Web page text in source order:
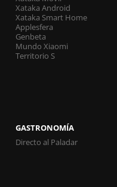
Xataka Android
Xataka Smart Home
Applesfera
Genbeta
Mundo Xiaomi
Territorio S
GASTRONOMÍA
Directo al Paladar